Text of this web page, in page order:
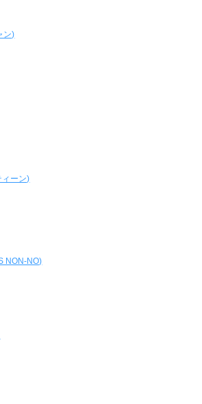
ン)
ーン)
NON-NO)